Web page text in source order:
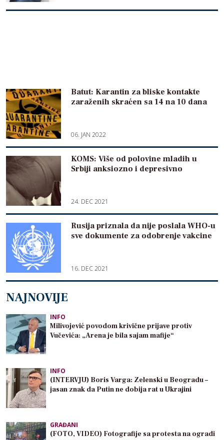
Batut: Karantin za bliske kontakte
zaraženih skraćen sa 14 na 10 dana
06. JAN 2022
KOMS: Više od polovine mladih u
Srbiji anksiozno i depresivno
24. DEC 2021
Rusija priznala da nije poslala WHO-u
sve dokumente za odobrenje vakcine
16. DEC 2021
NAJNOVIJE
INFO
Milivojević povodom krivične prijave protiv
Vučevića: „Arena je bila sajam mafije“
INFO
(INTERVJU) Boris Varga: Zelenski u Beogradu –
jasan znak da Putin ne dobija rat u Ukrajini
GRAĐANI
(FOTO, VIDEO) Fotografije sa protesta na ogradi